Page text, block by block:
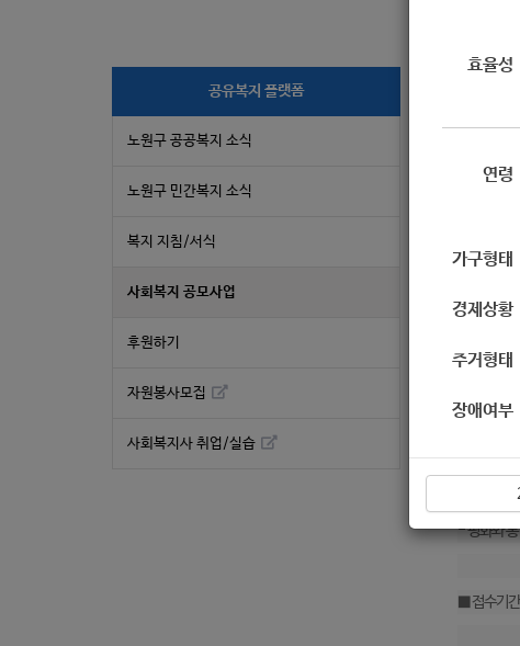
효율성
연령
가구형태
경제상황
주거형태
장애여부
공유복지 플랫폼
노원구 공공복지 소식
노원구 민간복지 소식
복지 지침/서식
사회복지 공모사업
후원하기
자원봉사모집
사회복지사 취업/실습
[통
2020 통일
- 행사명 :
- 행사목적
- 접수기
- 평화와 통
■ 접수기